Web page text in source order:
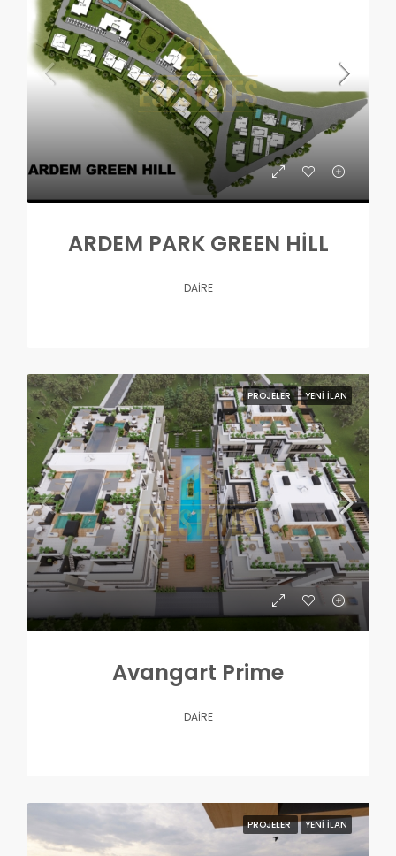
ARDEM PARK GREEN HİLL
DAIRE
PROJELER YENI İLAN
Avangart Prime
DAIRE
PROJELER YENI İLAN